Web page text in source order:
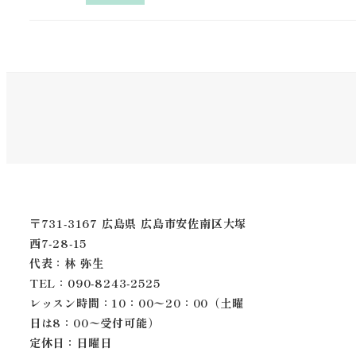
〒731-3167 広島県 広島市安佐南区大塚
西7-28-15
代表：林 弥生
TEL：090-8243-2525
レッスン時間：10：00〜20：00（土曜
日は8：00〜受付可能）
定休日：日曜日